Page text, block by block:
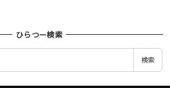
ひらつー検索
検索